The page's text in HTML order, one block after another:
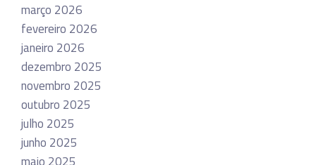
março 2026
fevereiro 2026
janeiro 2026
dezembro 2025
novembro 2025
outubro 2025
julho 2025
junho 2025